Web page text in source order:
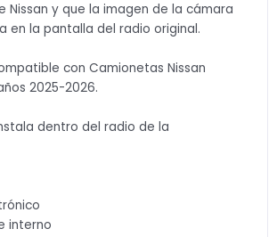
Nissan y que la imagen de la cámara
en la pantalla del radio original.
con Camionetas Nissan
2025-2026.
dentro del radio de la
interno